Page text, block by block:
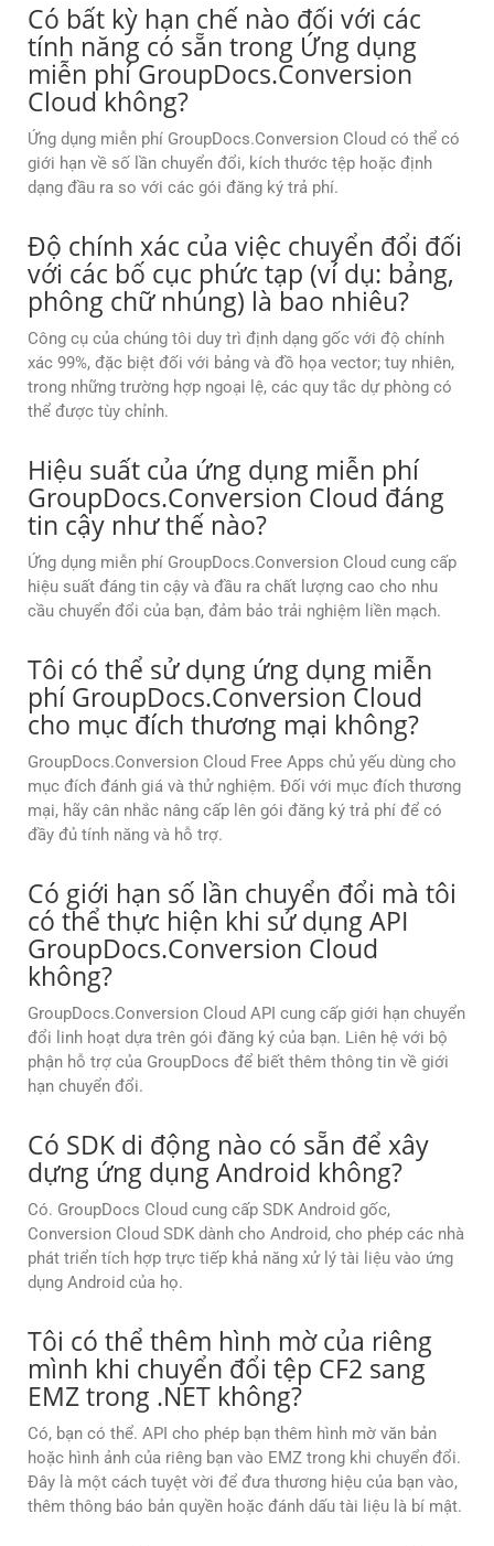
Có bất kỳ hạn chế nào đối với các
tính năng có sẵn trong Ứng dụng
miễn phí GroupDocs.Conversion
Cloud không?
Ứng dụng miễn phí GroupDocs.Conversion Cloud có thể có
giới hạn về số lần chuyển đổi, kích thước tệp hoặc định
dạng đầu ra so với các gói đăng ký trả phí.
Độ chính xác của việc chuyển đổi đối
với các bố cục phức tạp (ví dụ: bảng,
phông chữ nhúng) là bao nhiêu?
Công cụ của chúng tôi duy trì định dạng gốc với độ chính
xác 99%, đặc biệt đối với bảng và đồ họa vector; tuy nhiên,
trong những trường hợp ngoại lệ, các quy tắc dự phòng có
thể được tùy chỉnh.
Hiệu suất của ứng dụng miễn phí
GroupDocs.Conversion Cloud đáng
tin cậy như thế nào?
Ứng dụng miễn phí GroupDocs.Conversion Cloud cung cấp
hiệu suất đáng tin cậy và đầu ra chất lượng cao cho nhu
cầu chuyển đổi của bạn, đảm bảo trải nghiệm liền mạch.
Tôi có thể sử dụng ứng dụng miễn
phí GroupDocs.Conversion Cloud
cho mục đích thương mại không?
GroupDocs.Conversion Cloud Free Apps chủ yếu dùng cho
mục đích đánh giá và thử nghiệm. Đối với mục đích thương
mại, hãy cân nhắc nâng cấp lên gói đăng ký trả phí để có
đầy đủ tính năng và hỗ trợ.
Có giới hạn số lần chuyển đổi mà tôi
có thể thực hiện khi sử dụng API
GroupDocs.Conversion Cloud
không?
GroupDocs.Conversion Cloud API cung cấp giới hạn chuyển
đổi linh hoạt dựa trên gói đăng ký của bạn. Liên hệ với bộ
phận hỗ trợ của GroupDocs để biết thêm thông tin về giới
hạn chuyển đổi.
Có SDK di động nào có sẵn để xây
dựng ứng dụng Android không?
Có. GroupDocs Cloud cung cấp SDK Android gốc,
Conversion Cloud SDK dành cho Android, cho phép các nhà
phát triển tích hợp trực tiếp khả năng xử lý tài liệu vào ứng
dụng Android của họ.
Tôi có thể thêm hình mờ của riêng
mình khi chuyển đổi tệp CF2 sang
EMZ trong .NET không?
Có, bạn có thể. API cho phép bạn thêm hình mờ văn bản
hoặc hình ảnh của riêng bạn vào EMZ trong khi chuyển đổi.
Đây là một cách tuyệt vời để đưa thương hiệu của bạn vào,
thêm thông báo bản quyền hoặc đánh dấu tài liệu là bí mật.